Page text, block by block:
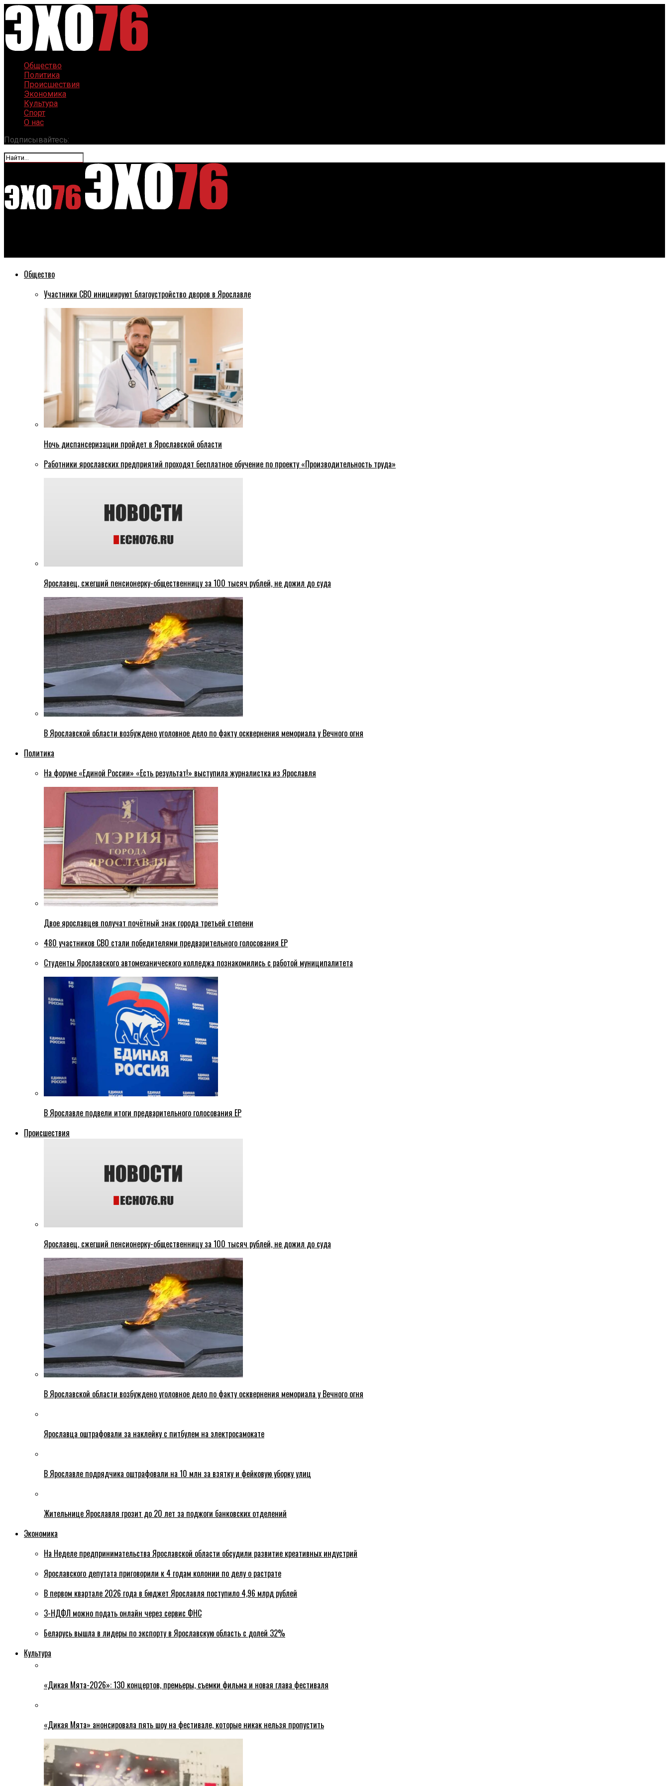
Общество
Политика
Происшествия
Экономика
Культура
Спорт
О нас
Подписывайтесь:
Общество
Участники СВО инициируют благоустройство дворов в Ярославле
Ночь диспансеризации пройдет в Ярославской области
Работники ярославских предприятий проходят бесплатное обучение по проекту «Производительность труда»
Ярославец, сжегший пенсионерку-общественницу за 100 тысяч рублей, не дожил до суда
В Ярославской области возбуждено уголовное дело по факту осквернения мемориала у Вечного огня
Политика
На форуме «Единой России» «Есть результат!» выступила журналистка из Ярославля
Двое ярославцев получат почётный знак города третьей степени
480 участников СВО стали победителями предварительного голосования ЕР
Студенты Ярославского автомеханического колледжа познакомились с работой муниципалитета
В Ярославле подвели итоги предварительного голосования ЕР
Происшествия
Ярославец, сжегший пенсионерку-общественницу за 100 тысяч рублей, не дожил до суда
В Ярославской области возбуждено уголовное дело по факту осквернения мемориала у Вечного огня
Ярославца оштрафовали за наклейку с питбулем на электросамокате
В Ярославле подрядчика оштрафовали на 10 млн за взятку и фейковую уборку улиц
Жительнице Ярославля грозит до 20 лет за поджоги банковских отделений
Экономика
На Неделе предпринимательства Ярославской области обсудили развитие креативных индустрий
Ярославского депутата приговорили к 4 годам колонии по делу о растрате
В первом квартале 2026 года в бюджет Ярославля поступило 4,96 млрд рублей
3-НДФЛ можно подать онлайн через сервис ФНС
Беларусь вышла в лидеры по экспорту в Ярославскую область с долей 32%
Культура
«Дикая Мята-2026»: 130 концертов, премьеры, съемки фильма и новая глава фестиваля
«Дикая Мята» анонсировала пять шоу на фестивале, которые никак нельзя пропустить